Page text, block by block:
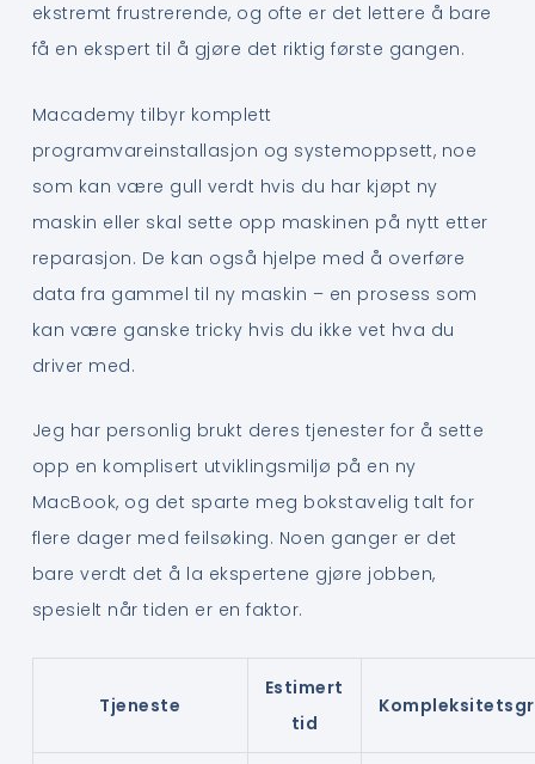
ekstremt frustrerende, og ofte er det lettere å bare
få en ekspert til å gjøre det riktig første gangen.
Macademy tilbyr komplett
programvareinstallasjon og systemoppsett, noe
som kan være gull verdt hvis du har kjøpt ny
maskin eller skal sette opp maskinen på nytt etter
reparasjon. De kan også hjelpe med å overføre
data fra gammel til ny maskin – en prosess som
kan være ganske tricky hvis du ikke vet hva du
driver med.
Jeg har personlig brukt deres tjenester for å sette
opp en komplisert utviklingsmiljø på en ny
MacBook, og det sparte meg bokstavelig talt for
flere dager med feilsøking. Noen ganger er det
bare verdt det å la ekspertene gjøre jobben,
spesielt når tiden er en faktor.
Tjeneste
Estimert
tid